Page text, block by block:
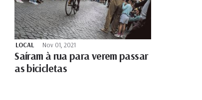
LOCAL Nov 01, 2021
Saíram à rua para verem passar
as bicicletas